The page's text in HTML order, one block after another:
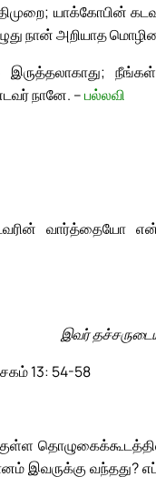
யாக்கோபின்
நான் அறியாத
இருத்தலாகாது;
நானே. –பல்லவி
வார்த்தையோ
இவர்
13: 54-58
இவருக்கு வந்தது?